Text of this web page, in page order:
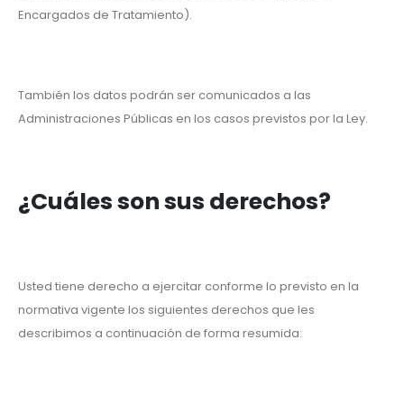
Encargados de Tratamiento).
También los datos podrán ser comunicados a las
Administraciones Públicas en los casos previstos por la Ley.
¿Cuáles son sus derechos?
Usted tiene derecho a ejercitar conforme lo previsto en la
normativa vigente los siguientes derechos que les
describimos a continuación de forma resumida: